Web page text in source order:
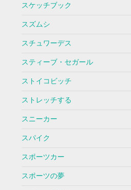
スケッチブック
スズムシ
スチュワーデス
スティーブ・セガール
ストイコビッチ
ストレッチする
スニーカー
スパイク
スポーツカー
スポーツの夢